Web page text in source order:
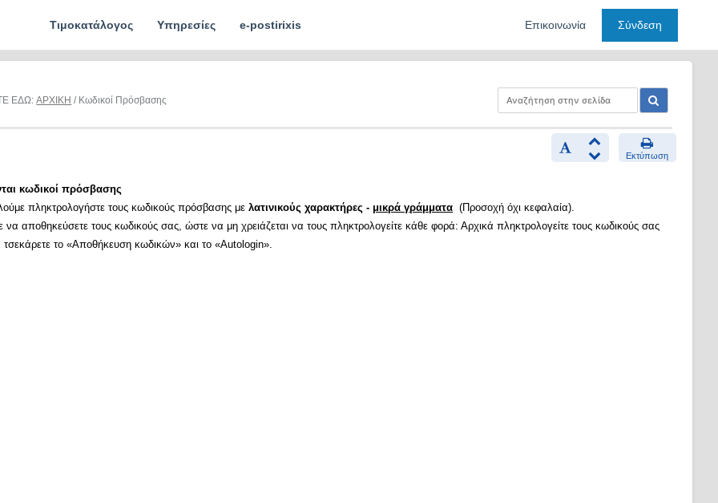
Τιμοκατάλογος Υπηρεσίες e-postirixis Επικοινωνία Σύνδεση
ΕΔΩ:ΑΡΧΙΚΗ / Κωδικοί Πρόσβασης
Εκτύπωση
κωδικοί πρόσβασης
πληκτρολογήστε τους κωδικούς πρόσβασης μελατινικούς χαρακτήρες - μικρά γράμματα (Προσοχή όχι κεφαλαία).
να αποθηκεύσετε τους κωδικούς σας, ώστε να μη χρειάζεται να τους πληκτρολογείτε κάθε φορά: Αρχικά πληκτρολογείτε τους κωδικούς σας
τσεκάρετε το «Αποθήκευση κωδικών» και το «Autologin».